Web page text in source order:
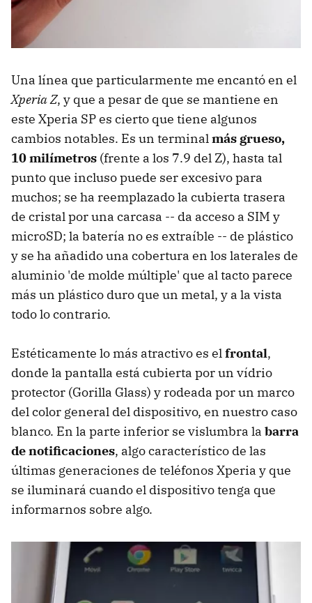
Una línea que particularmente me encantó en el
Xperia Z, y que a pesar de que se mantiene en
este Xperia SP es cierto que tiene algunos
cambios notables. Es un terminalmás grueso,
10 milímetros (frente a los 7.9 del Z), hasta tal
punto que incluso puede ser excesivo para
muchos; se ha reemplazado la cubierta trasera
de cristal por una carcasa -- da acceso a SIM y
microSD; la batería no es extraíble -- de plástico
y se ha añadido una cobertura en los laterales de
aluminio 'de molde múltiple' que al tacto parece
más un plástico duro que un metal, y a la vista
todo lo contrario.
Estéticamente lo más atractivo es elfrontal,
donde la pantalla está cubierta por un vídrio
protector (Gorilla Glass) y rodeada por un marco
del color general del dispositivo, en nuestro caso
blanco. En la parte inferior se vislumbra la barra
de notificaciones, algo característico de las
últimas generaciones de teléfonos Xperia y que
se iluminará cuando el dispositivo tenga que
informarnos sobre algo.